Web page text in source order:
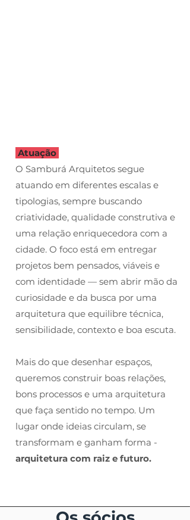
Atuação
O Samburá Arquitetos segue
atuando em diferentes escalas e
tipologias, sempre buscando
criatividade, qualidade construtiva e
uma relação enriquecedora com a
cidade. O foco está em entregar
projetos bem pensados, viáveis e
com identidade — sem abrir mão da
curiosidade e da busca por uma
arquitetura que equilibre técnica,
sensibilidade, contexto e boa escuta.
Mais do que desenhar espaços,
queremos construir boas relações,
bons processos e uma arquitetura
que faça sentido no tempo. Um
lugar onde ideias circulam, se
transformam e ganham forma -
arquitetura com raiz e futuro.